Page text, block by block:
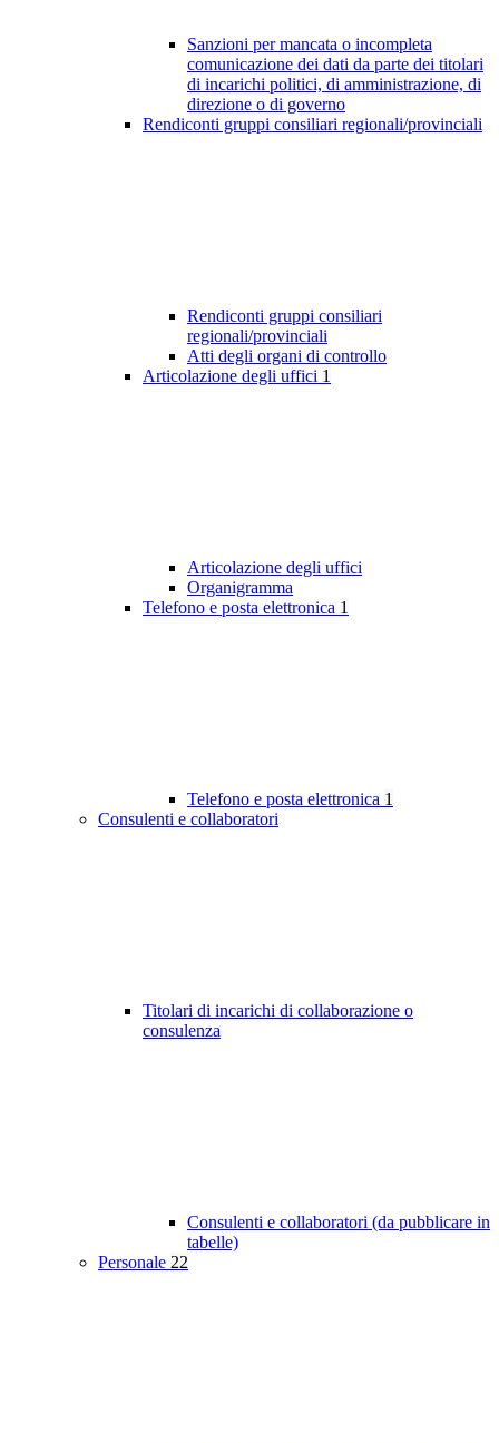
Sanzioni per mancata o incompleta
comunicazione dei dati da parte dei titolari
di incarichi politici, di amministrazione, di
direzione o di governo
Rendiconti gruppi consiliari regionali/provinciali
Rendiconti gruppi consiliari
regionali/provinciali
Atti degli organi di controllo
Articolazione degli uffici 1
Articolazione degli uffici
Organigramma
Telefono e posta elettronica 1
Telefono e posta elettronica 1
Consulenti e collaboratori
Titolari di incarichi di collaborazione o
consulenza
Consulenti e collaboratori (da pubblicare in
tabelle)
Personale 22